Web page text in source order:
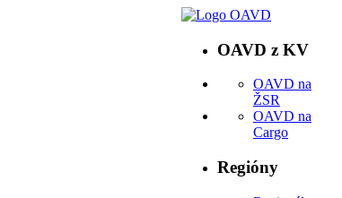
OAVD z KV
OAVD na
ŽSR
OAVD na
Cargo
Regióny